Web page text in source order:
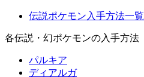
伝説ポケモン入手方法一覧
各伝説・幻ポケモンの入手方法
パルキア
ディアルガ